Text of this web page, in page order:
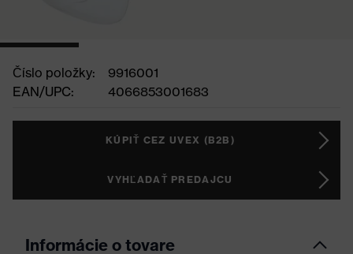
Číslo položky:
9916001
EAN/UPC:
4066853001683
KÚPIŤ CEZ UVEX (B2B)
VYHĽADAŤ PREDAJCU
Informácie o tovare